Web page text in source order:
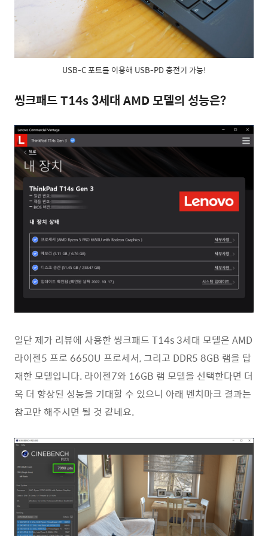
USB-C 포트를 이용해 USB-PD 충전기 가능!
씽크패드 T14s 3세대 AMD 모델의 성능은?
일단 제가 리뷰에 사용한 씽크패드 T14s 3세대 모델은 AMD
라이젠5 프로 6650U 프로세서, 그리고 DDR5 8GB 램을 탑
재한 모델입니다. 라이젠7와 16GB 램 모델을 선택한다면 더
욱 더 향상된 성능을 기대할 수 있으니 아래 벤치마크 결과는
참고만 해주시면 될 것 같네요.